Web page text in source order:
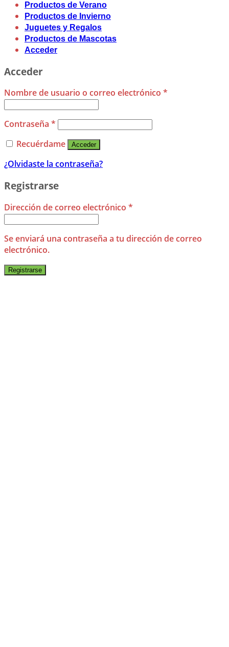
Productos de Verano
Productos de Invierno
Juguetes y Regalos
Productos de Mascotas
Acceder
Acceder
Nombre de usuario o correo electrónico *
Contraseña *
Recuérdame
Acceder
¿Olvidaste la contraseña?
Registrarse
Dirección de correo electrónico *
Se enviará una contraseña a tu dirección de correo
electrónico.
Registrarse